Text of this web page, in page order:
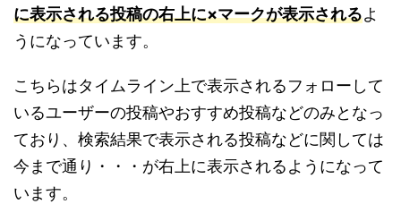
に表示される投稿の右上に×マークが表示されるよ
うになっています。
こちらはタイムライン上で表示されるフォローして
いるユーザーの投稿やおすすめ投稿などのみとなっ
ており、検索結果で表示される投稿などに関しては
今まで通り・・・が右上に表示されるようになって
います。